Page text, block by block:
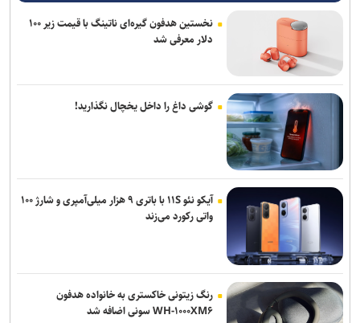
نخستین هدفون گیره‌ای ناتینگ با قیمت زیر ۱۰۰
دلار معرفی شد
گوشی داغ را داخل یخچال نگذارید!
آیکو نئو ۱۱S با باتری ۹ هزار میلی‌آمپری و شارژ ۱۰۰
واتی رکورد می‌زند
رنگ زیتونی خاکستری به خانواده هدفون
WH-۱۰۰۰XM۶ سونی اضافه شد